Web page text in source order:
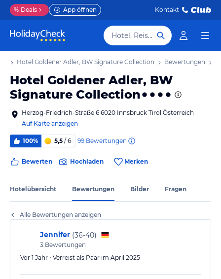
% Deals App öffnen Kontakt
Hotel, Reiseziel
Hotel Goldener Adler, BW Signature Collection Bewertungen
Hotel Goldener Adler, BW
Signature Collection
Herzog-Friedrich-Straße 6 6020 Innsbruck Tirol Österreich
Auf Karte anzeigen
100% 5,5 / 6 99 Bewertungen
Bewerten Hochladen Merken
Hotelübersicht Bewertungen Bilder Fragen
Alle Bewertungen anzeigen
Jennifer (36-40)
3 Bewertungen
Vor 1 Jahr • Verreist als Paar im April 2025